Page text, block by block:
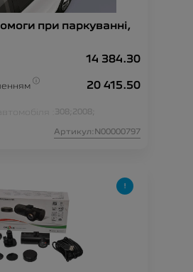
при паркуванні,
14 384.30
20 415.50
: 308; 2008;
Артикул:N00000797